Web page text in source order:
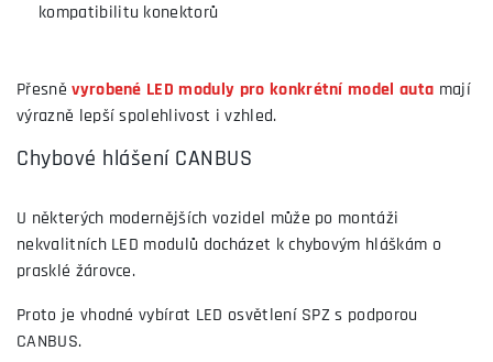
kompatibilitu konektorů
Přesněvyrobené LED moduly pro konkrétní model auta mají
výrazně lepší spolehlivost i vzhled.
Chybové hlášení CANBUS
U některých modernějších vozidel může po montáži
nekvalitních LED modulů docházet k chybovým hláškám o
prasklé žárovce.
Proto je vhodné vybírat LED osvětlení SPZ s podporou
CANBUS.